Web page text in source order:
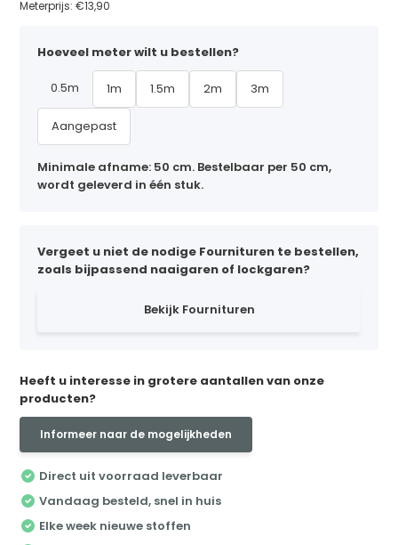
Meterprijs:€13,90
Hoeveel meter wilt u bestellen?
0.5m 1m 1.5m 2m 3m
Aangepast
Minimale afname: 50 cm. Bestelbaar per 50 cm,
wordt geleverd in één stuk.
Vergeet u niet de nodige Fournituren te bestellen,
zoals bijpassend naaigaren of lockgaren?
Bekijk Fournituren
Heeft u interesse in grotere aantallen van onze
producten?
Informeer naar de mogelijkheden
Direct uit voorraad leverbaar
Vandaag besteld, snel in huis
Elke week nieuwe stoffen